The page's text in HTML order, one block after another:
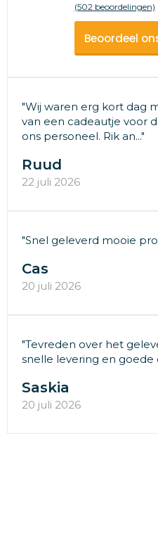
(502 beoordelingen)
Beoordeel
"Wij waren erg kort dag
van een cadeautje voor
ons personeel. Rik an..."
Ruud
22 juli 2026
"Snel geleverd mooie
Cas
20 juli 2026
"Tevreden over het
snelle levering en goede
Saskia
20 juli 2026